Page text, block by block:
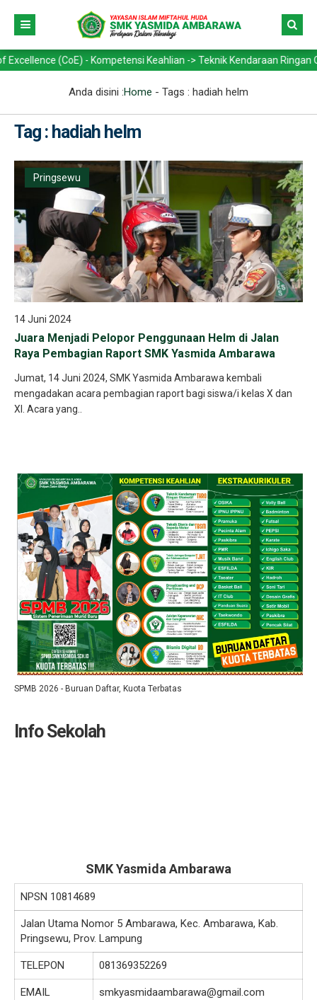
(CoE) - Kompetensi Keahlian -> Teknik Kendaraan Ringan
Anda disini :Home - Tags : hadiah helm
Tag : hadiah helm
Pringsewu
14 Juni 2024
Juara Menjadi Pelopor Penggunaan Helm di Jalan
Raya Pembagian Raport SMK Yasmida Ambarawa
Jumat, 14 Juni 2024, SMK Yasmida Ambarawa kembali
mengadakan acara pembagian raport bagi siswa/i kelas X dan
XI. Acara yang..
SPMB 2026 - Buruan Daftar, Kuota Terbatas
Info Sekolah
SMK Yasmida Ambarawa
NPSN 10814689
Jalan Utama Nomor 5 Ambarawa, Kec. Ambarawa, Kab.
Pringsewu, Prov. Lampung
TELEPON 081369352269
EMAIL smkyasmidaambarawa@gmail.com